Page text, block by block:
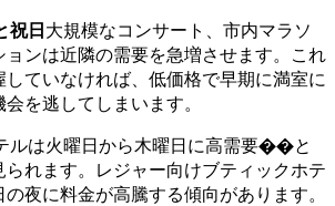
祝日大規模なコンサート、市内マラソ
ョンは近隣の需要を急増させます。これ
していなければ、低価格で早期に満室に
を逃してしまいます。
ルは火曜日から木曜日に高需要��と
れます。レジャー向けブティックホテ
夜に料金が高騰する傾向があります。